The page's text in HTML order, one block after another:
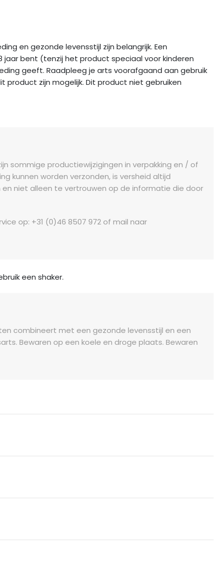
en gezonde levensstijl zijn belangrijk. Een
jaar bent (tenzij het product speciaal voor kinderen
geeft. Raadpleeg je arts voorafgaand aan gebruik
product zijn mogelijk. Dit product niet gebruiken
sommige productiewijzigingen in verpakking en / of
kunnen worden verzonden, is versheid altijd
en niet alleen te vertrouwen op de informatie die door
op: +31 (0)46 8507 972 of mail naar
een shaker.
combineert met een gezonde levensstijl en een
Bewaren op een koele en droge plaats. Bewaren